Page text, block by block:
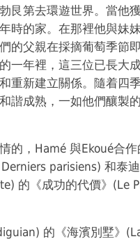
艮第去環遊世界。當他
時的家。在那裡他與妹
的父親在採摘葡萄季節
一年裡，這三位已長大
重新建立關係。隨着四
諧成熟，一如他們釀製
的，Hamé 與Ekoué合
parisiens) 和泰
的《成功的代價》(Le
的《海濱別墅》